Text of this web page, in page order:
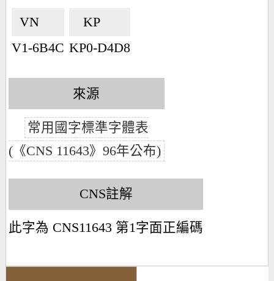
VN🇻🇳
V1-6B4C
KP🇰🇵
KP0-D4D8
來源
常用國字標準字體表
(《CNS 11643》96年公布)
CNS註解
此字為 CNS11643 第1字面正編碼